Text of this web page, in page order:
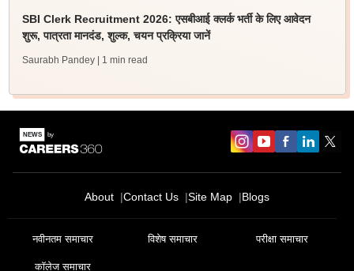
SBI Clerk Recruitment 2026: एसबीआई क्लर्क भर्ती के लिए आवेदन
शुरू, पात्रता मानदंड, शुल्क, चयन प्रक्रिया जानें
Saurabh Pandey | 1 min read
About Contact Us Site Map Blogs
नवीनतम समाचार विशेष समाचार परीक्षा समाचार
कॉलेज समाचार